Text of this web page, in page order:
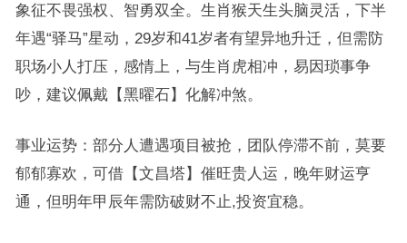
象征不畏强权、智勇双全。生肖猴天生头脑灵活，下半
年遇“驿马”星动，29岁和41岁者有望异地升迁，但需防
职场小人打压，感情上，与生肖虎相冲，易因琐事争
吵，建议佩戴【黑曜石】化解冲煞。
事业运势：部分人遭遇项目被抢，团队停滞不前，莫要
郁郁寡欢，可借【文昌塔】催旺贵人运，晚年财运亨
通，但明年甲辰年需防破财不止,投资宜稳。